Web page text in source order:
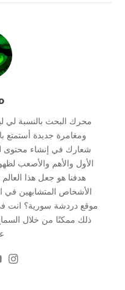
محرك البحث بالنسبة
ومغامرة جديدة أستمتع
شعارك في إنشاء محتوى
الأول والأهم والأصعب
هدفنا هو جعل هذا
الأشخاص المتشابهين
موقع دردشة سورية؟ انت في
ذلك ممكنًا من خلال